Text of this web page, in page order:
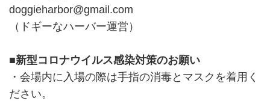
doggieharbor@gmail.com
（ドギーなハーバー運営）
■新型コロナウイルス感染対策のお願い
・会場内に入場の際は手指の消毒とマスクを着用く
ださい。